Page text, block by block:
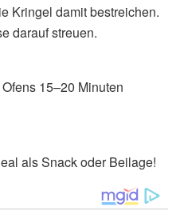
Kringel damit bestreichen.
darauf streuen.
15–20 Minuten
als Snack oder Beilage!